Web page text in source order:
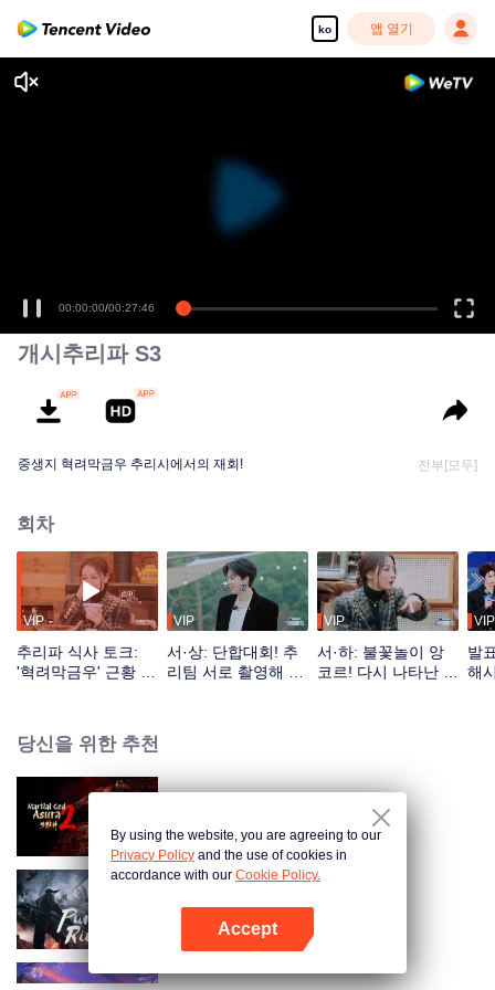
ko 앱 열기
00:00:00/00:27:46
개시추리파 S3
중생지 혁려막금우 추리시에서의 재회! 전부[모두]
회차
VIP
추리파 식사 토크:
'혁려막금우' 근황 얘
VIP
서·상: 단합대회! 추
리팀 서로 촬영해 주
VIP
서·하: 불꽃놀이 앙
코르! 다시 나타난 러
VIP
발
해
당신을 위한 추천
자천
By using the website, you are agreeing to our
Privacy Policy and the use of cookies in
accordance with our Cookie Policy.
Accept